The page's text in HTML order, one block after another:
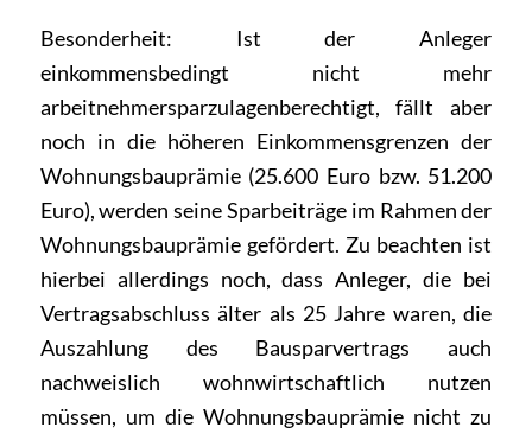
Besonderheit: Ist der Anleger
einkommensbedingt nicht mehr
arbeitnehmersparzulagenberechtigt, fällt aber
noch in die höheren Einkommensgrenzen der
Wohnungsbauprämie (25.600 Euro bzw. 51.200
Euro), werden seine Sparbeiträge im Rahmen der
Wohnungsbauprämie gefördert. Zu beachten ist
hierbei allerdings noch, dass Anleger, die bei
Vertragsabschluss älter als 25 Jahre waren, die
Auszahlung des Bausparvertrags auch
nachweislich wohnwirtschaftlich nutzen
müssen, um die Wohnungsbauprämie nicht zu